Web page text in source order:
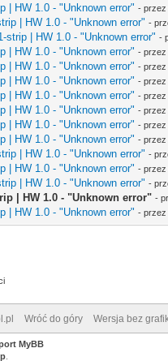
| HW 1.0 - "Unknown error" - przez
| HW 1.0 - "Unknown error" -
strip | HW 1.0 - "Unknown error" -
| HW 1.0 - "Unknown error" - przez
| HW 1.0 - "Unknown error" - przez
| HW 1.0 - "Unknown error" - przez
| HW 1.0 - "Unknown error" - przez
| HW 1.0 - "Unknown error" - przez
| HW 1.0 - "Unknown error" - przez
| HW 1.0 - "Unknown error" - przez
| HW 1.0 - "Unknown error" -
| HW 1.0 - "Unknown error" - przez
| HW 1.0 - "Unknown error" -
| HW 1.0 - "Unknown error" -
| HW 1.0 - "Unknown error" - przez
Wróć do góry Wersja bez
MyBB